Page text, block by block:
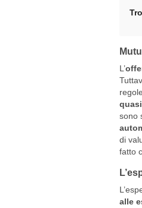
L’
sono
di
fatto
alle